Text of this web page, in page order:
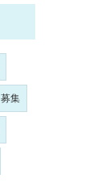
募集